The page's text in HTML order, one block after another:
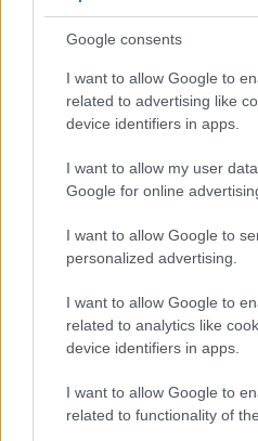
Google consents
I want to allow Google to
related to advertising like
device identifiers in apps.
I want to allow my user
Google for online
I want to allow Google to
personalized advertising.
I want to allow Google to
related to analytics like
device identifiers in apps.
I want to allow Google to
related to functionality of
ir
konkrētu
duelis: vai vari pārspēt
deviņgadnieku
matemātikā?
Atcelt